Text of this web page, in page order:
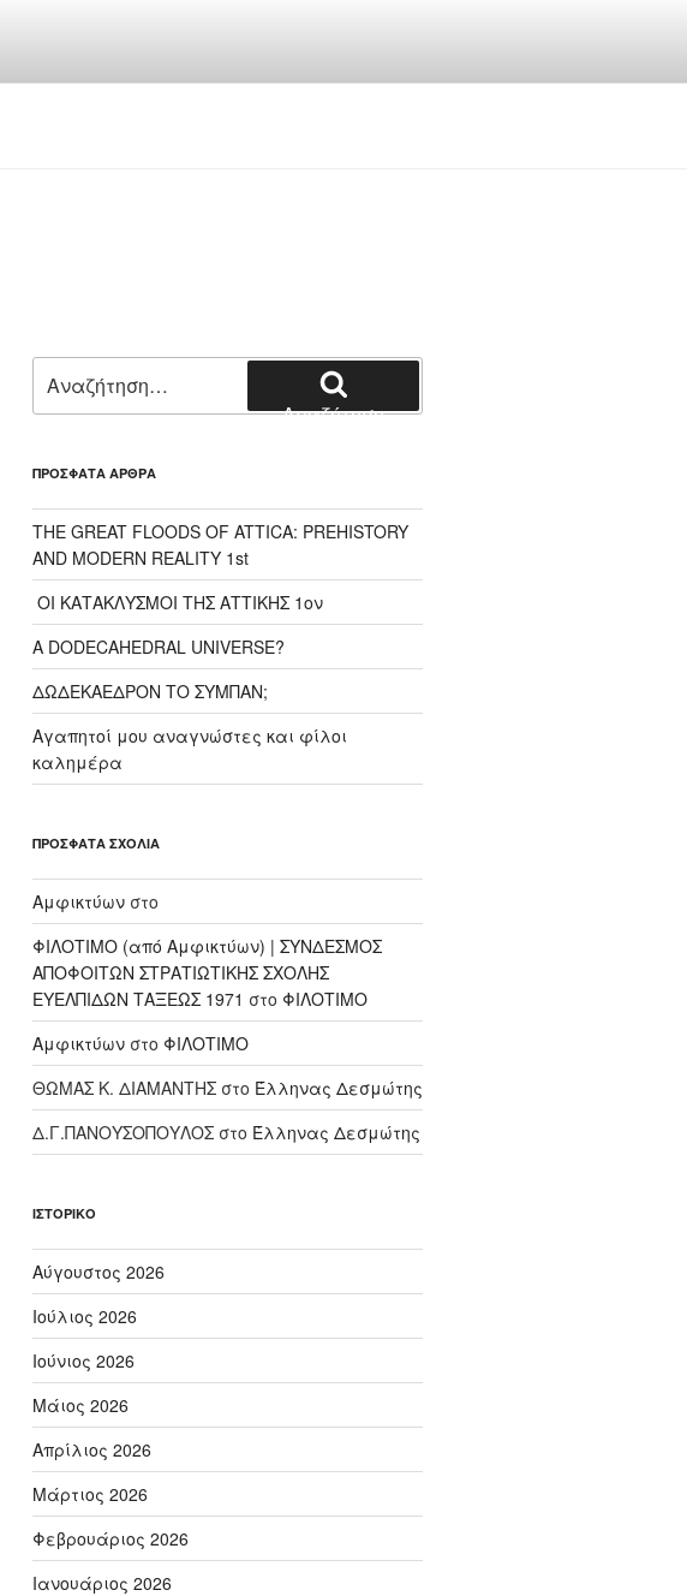
για:
Αναζήτηση
ΠΡΌΣΦΑΤΑ ΆΡΘΡΑ
THE GREAT FLOODS OF ATTICA: PREHISTORY
AND MODERN REALITY 1st
ΟΙ ΚΑΤΑΚΛΥΣΜΟΙ ΤΗΣ ΑΤΤΙΚΗΣ 1ον
A DODECAHEDRAL UNIVERSE?
ΔΩΔΕΚΑΕΔΡΟΝ ΤΟ ΣΥΜΠΑΝ;
Αγαπητοί μου αναγνώστες και φίλοι
καλημέρα
ΠΡΌΣΦΑΤΑ ΣΧΌΛΙΑ
Αμφικτύωνστο
ΦΙΛΟΤΙΜΟ (από Αμφικτύων) | ΣΥΝΔΕΣΜΟΣ
ΑΠΟΦΟΙΤΩΝ ΣΤΡΑΤΙΩΤΙΚΗΣ ΣΧΟΛΗΣ
ΕΥΕΛΠΙΔΩΝ ΤΑΞΕΩΣ 1971 στο ΦΙΛΟΤΙΜΟ
Αμφικτύωνστο ΦΙΛΟΤΙΜΟ
ΘΩΜΑΣ Κ. ΔΙΑΜΑΝΤΗΣστο Έλληνας Δεσμώτης
Δ.Γ.ΠΑΝΟΥΣΟΠΟΥΛΟΣστο Έλληνας Δεσμώτης
ΙΣΤΟΡΙΚΌ
Αύγουστος 2026
Ιούλιος 2026
Ιούνιος 2026
Μάιος 2026
Απρίλιος 2026
Μάρτιος 2026
Φεβρουάριος 2026
Ιανουάριος 2026